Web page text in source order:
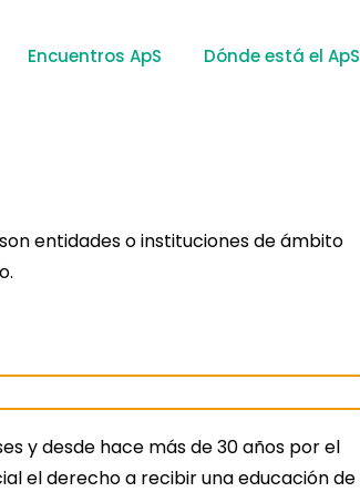
Encuentros ApS Dónde está el ApS
son entidades o instituciones de ámbito
y desde hace más de 30 años por el
el derecho a recibir una educación de